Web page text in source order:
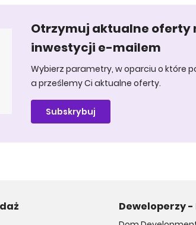
Otrzymuj aktualne oferty
inwestycji e-mailem
Wybierz parametry, w oparciu o które
a prześlemy Ci aktualne oferty.
Subskrybuj
Deweloperzy -